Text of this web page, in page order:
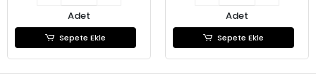
Adet
Sepete Ekle
Adet
Sepete Ekle